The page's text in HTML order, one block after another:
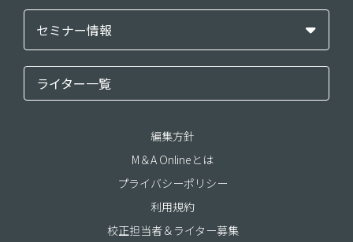
セミナー情報
ライター一覧
編集方針
M＆A Onlineとは
プライバシーポリシー
利用規約
校正担当者＆ライター募集